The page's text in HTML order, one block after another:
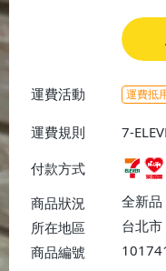
運費活動 運費抵
運費規則
7-
或消
$1599
付款方式
商品狀況
全新品
所在地區
台北市
商品編號